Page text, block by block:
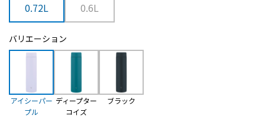
0.72L 0.6L
バリエーション
アイシーパー
プル
ディープター
コイズ
ブラック